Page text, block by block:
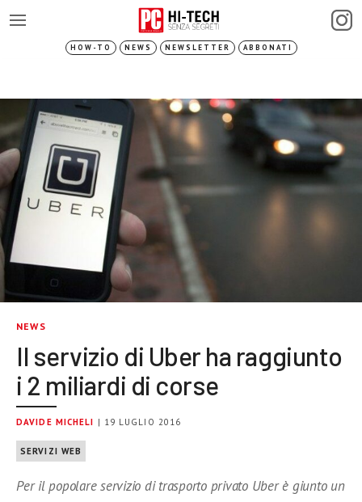
HOW-TO NEWS NEWSLETTER ABBONATI
NEWS
Il servizio di Uber ha raggiunto
i 2 miliardi di corse
DAVIDE MICHELI | 19 LUGLIO 2016
SERVIZI WEB
Per il popolare servizio di trasporto privato Uber è giunto un